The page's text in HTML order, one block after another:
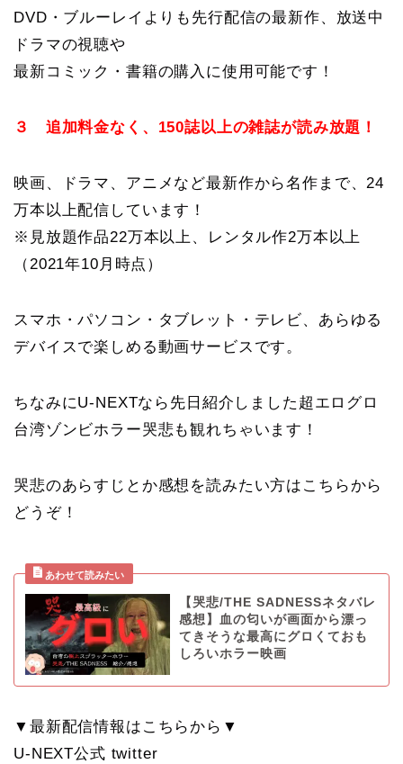
DVD・ブルーレイよりも先行配信の最新作、放送中
ドラマの視聴や
最新コミック・書籍の購入に使用可能です！
３ 追加料金なく、150誌以上の雑誌が読み放題！
映画、ドラマ、アニメなど最新作から名作まで、24
万本以上配信しています！
※見放題作品22万本以上、レンタル作2万本以上
（2021年10月時点）
スマホ・パソコン・タブレット・テレビ、あらゆる
デバイスで楽しめる動画サービスです。
ちなみにU-NEXTなら先日紹介しました超エログロ
台湾ゾンビホラー哭悲も観れちゃいます！
哭悲のあらすじとか感想を読みたい方はこちらから
どうぞ！
【哭悲/THE SADNESSネタバレ
感想】血の匂いが画面から漂っ
てきそうな最高にグロくておも
しろいホラー映画
▼最新配信情報はこちらから▼
U-NEXT公式 twitter